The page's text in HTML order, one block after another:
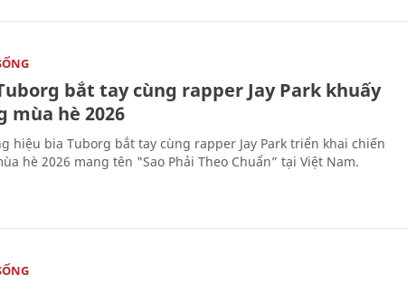
bắt tay cùng rapper Jay Park khuấy
mùa hè 2026
hiệu bia Tuborg bắt tay cùng rapper Jay Park triển khai chiến
hè 2026 mang tên "Sao Phải Theo Chuẩn” tại Việt Nam.